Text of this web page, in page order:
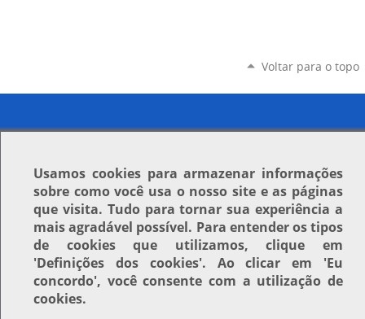
Voltar para o topo
Usamos cookiespara armazenar informações
sobre como você usa o nosso site e as páginas
que visita. Tudo para tornar sua experiência a
mais agradável possível. Para entender os tipos
de cookies que utilizamos, clique em
'Definições dos cookies'. Ao clicar em 'Eu
concordo', você consente com a utilização de
cookies.